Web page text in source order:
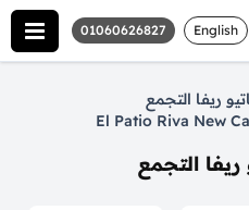
English
01060626827
ريفا التجمع
ريفا التجمع